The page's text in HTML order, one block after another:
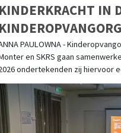
KINDERKRACHT IN
MONTER
PAULOWNA -
en SKRS gaan
ondertekenden zij hiervoor